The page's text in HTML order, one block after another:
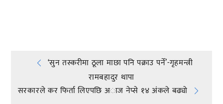
Post‘सुन तस्करीमा ठूला माछा पनि पक्राउ पर्ने’-गृहमन्त्री
रामबहादुर थापा
सरकारले कर फिर्ता लिएपछि अाज नेप्से १४ अंकले बढ्यो